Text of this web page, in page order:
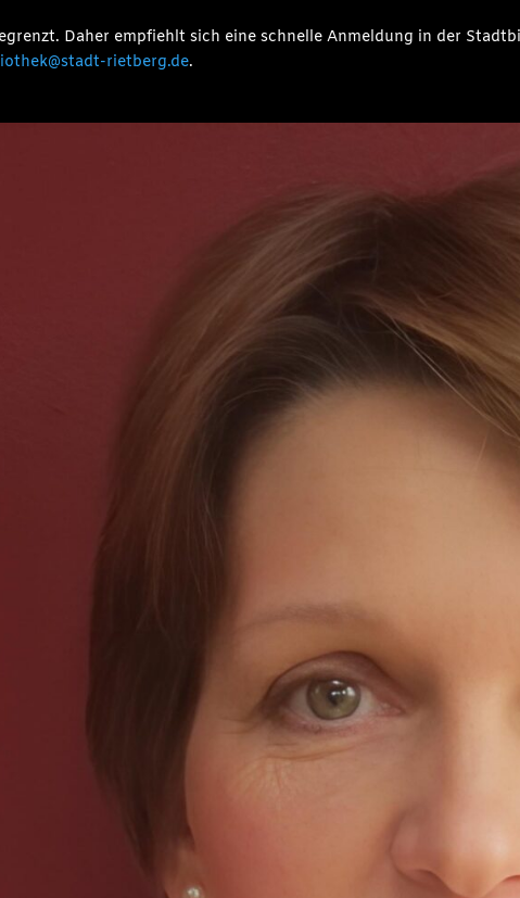
Daher empfiehlt sich eine schnelle Anmeldung in der
rietberg.de.